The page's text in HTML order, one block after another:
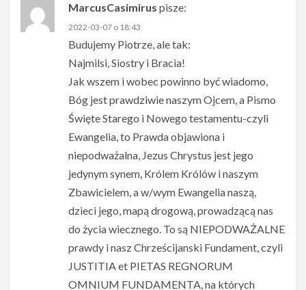
MarcusCasimirus pisze:
2022-03-07 o 18:43
Budujemy Piotrze, ale tak:
Najmilsi, Siostry i Bracia!
Jak wszem i wobec powinno być wiadomo,
Bóg jest prawdziwie naszym Ojcem, a Pismo
Święte Starego i Nowego testamentu-czyli
Ewangelia, to Prawda objawiona i
niepodważalna, Jezus Chrystus jest jego
jedynym synem, Królem Królów i naszym
Zbawicielem, a w/wym Ewangelia naszą,
dzieci jego, mapą drogową, prowadzącą nas
do życia wiecznego. To są NIEPODWAŻALNE
prawdy i nasz Chrześcijanski Fundament, czyli
JUSTITIA et PIETAS REGNORUM
OMNIUM FUNDAMENTA, na których